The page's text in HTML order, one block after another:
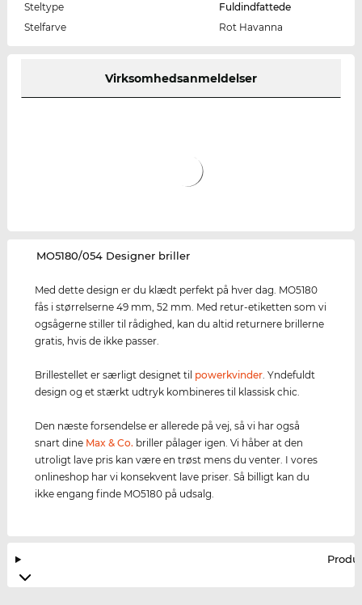
Steltype
Fuldindfattede
Stelfarve
Rot Havanna
Virksomhedsanmeldelser
‌MO5180/054 Designer briller
Med dette design er du klædt perfekt på hver dag. MO5180
fås i størrelserne 49 mm, 52 mm. Med retur-etiketten som vi
ogsågerne stiller til rådighed, kan du altid returnere brillerne
gratis, hvis de ikke passer.
Brillestellet er særligt designet til powerkvinder. Yndefuldt
design og et stærkt udtryk kombineres til klassisk chic.
Den næste forsendelse er allerede på vej, så vi har også
snart dine Max & Co. briller pålager igen. Vi håber at den
utroligt lave pris kan være en trøst mens du venter. I vores
onlineshop har vi konsekvent lave priser. Så billigt kan du
ikke engang finde MO5180 på udsalg.